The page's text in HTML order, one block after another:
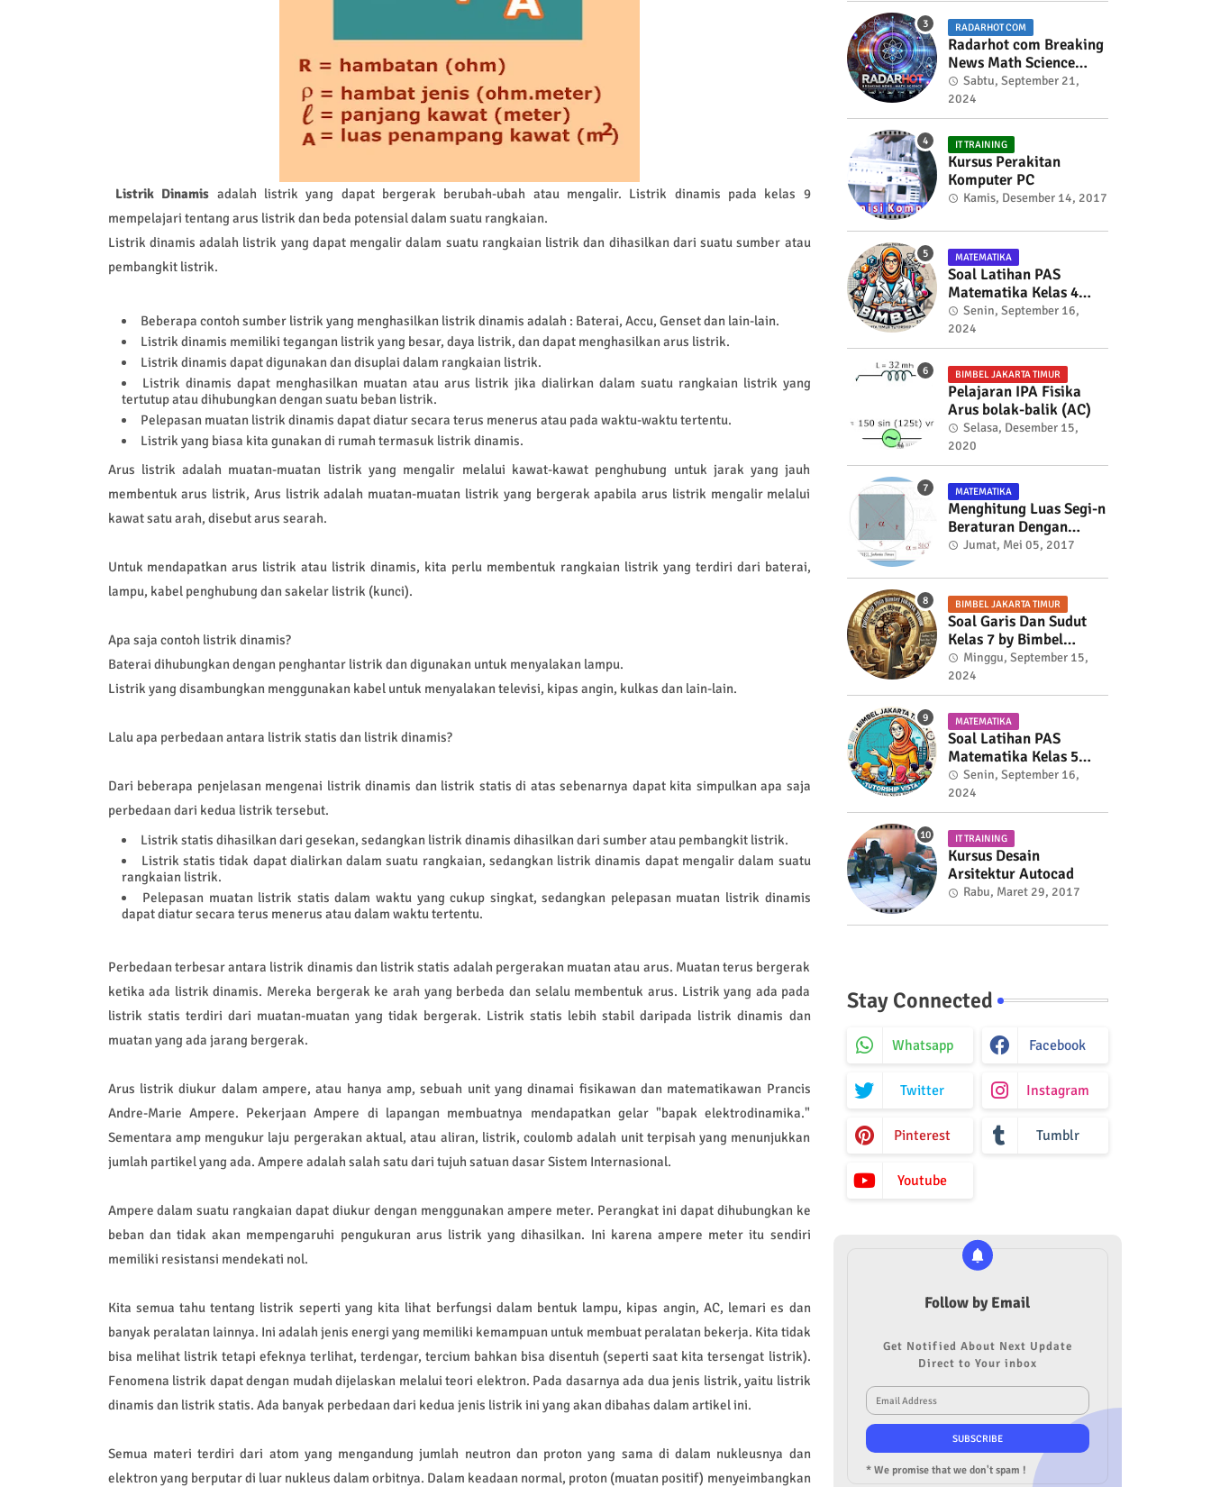
Listrik Dinamis adalah listrik yang dapat bergerak berubah-ubah atau mengalir. Listrik dinamis pada kelas 9
mempelajari tentang arus listrik dan beda potensial dalam suatu rangkaian.
Listrik dinamis adalah listrik yang dapat mengalir dalam suatu rangkaian listrik dan dihasilkan dari suatu sumber atau
pembangkit listrik.
Beberapa contoh sumber listrik yang menghasilkan listrik dinamis adalah : Baterai, Accu, Genset dan lain-lain.
Listrik dinamis memiliki tegangan listrik yang besar, daya listrik, dan dapat menghasilkan arus listrik.
Listrik dinamis dapat digunakan dan disuplai dalam rangkaian listrik.
Listrik dinamis dapat menghasilkan muatan atau arus listrik jika dialirkan dalam suatu rangkaian listrik yang
tertutup atau dihubungkan dengan suatu beban listrik.
Pelepasan muatan listrik dinamis dapat diatur secara terus menerus atau pada waktu-waktu tertentu.
Listrik yang biasa kita gunakan di rumah termasuk listrik dinamis.
Arus listrik adalah muatan-muatan listrik yang mengalir melalui kawat-kawat penghubung untuk jarak yang jauh
membentuk arus listrik, Arus listrik adalah muatan-muatan listrik yang bergerak apabila arus listrik mengalir melalui
kawat satu arah, disebut arus searah.
Untuk mendapatkan arus listrik atau listrik dinamis, kita perlu membentuk rangkaian listrik yang terdiri dari baterai,
lampu, kabel penghubung dan sakelar listrik (kunci).
Apa saja contoh listrik dinamis?
Baterai dihubungkan dengan penghantar listrik dan digunakan untuk menyalakan lampu.
Listrik yang disambungkan menggunakan kabel untuk menyalakan televisi, kipas angin, kulkas dan lain-lain.
Lalu apa perbedaan antara listrik statis dan listrik dinamis?
Dari beberapa penjelasan mengenai listrik dinamis dan listrik statis di atas sebenarnya dapat kita simpulkan apa saja
perbedaan dari kedua listrik tersebut.
Listrik statis dihasilkan dari gesekan, sedangkan listrik dinamis dihasilkan dari sumber atau pembangkit listrik.
Listrik statis tidak dapat dialirkan dalam suatu rangkaian, sedangkan listrik dinamis dapat mengalir dalam suatu
rangkaian listrik.
Pelepasan muatan listrik statis dalam waktu yang cukup singkat, sedangkan pelepasan muatan listrik dinamis
dapat diatur secara terus menerus atau dalam waktu tertentu.
Perbedaan terbesar antara listrik dinamis dan listrik statis adalah pergerakan muatan atau arus. Muatan terus bergerak
ketika ada listrik dinamis. Mereka bergerak ke arah yang berbeda dan selalu membentuk arus. Listrik yang ada pada
listrik statis terdiri dari muatan-muatan yang tidak bergerak. Listrik statis lebih stabil daripada listrik dinamis dan
muatan yang ada jarang bergerak.
Arus listrik diukur dalam ampere, atau hanya amp, sebuah unit yang dinamai fisikawan dan matematikawan Prancis
Andre-Marie Ampere. Pekerjaan Ampere di lapangan membuatnya mendapatkan gelar "bapak elektrodinamika."
Sementara amp mengukur laju pergerakan aktual, atau aliran, listrik, coulomb adalah unit terpisah yang menunjukkan
jumlah partikel yang ada. Ampere adalah salah satu dari tujuh satuan dasar Sistem Internasional.
Ampere dalam suatu rangkaian dapat diukur dengan menggunakan ampere meter. Perangkat ini dapat dihubungkan ke
beban dan tidak akan mempengaruhi pengukuran arus listrik yang dihasilkan. Ini karena ampere meter itu sendiri
memiliki resistansi mendekati nol.
Kita semua tahu tentang listrik seperti yang kita lihat berfungsi dalam bentuk lampu, kipas angin, AC, lemari es dan
banyak peralatan lainnya. Ini adalah jenis energi yang memiliki kemampuan untuk membuat peralatan bekerja. Kita tidak
bisa melihat listrik tetapi efeknya terlihat, terdengar, tercium bahkan bisa disentuh (seperti saat kita tersengat listrik).
Fenomena listrik dapat dengan mudah dijelaskan melalui teori elektron. Pada dasarnya ada dua jenis listrik, yaitu listrik
dinamis dan listrik statis. Ada banyak perbedaan dari kedua jenis listrik ini yang akan dibahas dalam artikel ini.
Semua materi terdiri dari atom yang mengandung jumlah neutron dan proton yang sama di dalam nukleusnya dan
elektron yang berputar di luar nukleus dalam orbitnya. Dalam keadaan normal, proton (muatan positif) menyeimbangkan
RADARHOT COM
Radarhot com Breaking
News Math Science
education
Sabtu, September 21,
2024
IT TRAINING
Kursus Perakitan
Komputer PC
Kamis, Desember 14, 2017
MATEMATIKA
Soal Latihan PAS
Matematika Kelas 4
Semester 2
Senin, September 16,
2024
BIMBEL JAKARTA TIMUR
Pelajaran IPA Fisika
Arus bolak-balik (AC)
Selasa, Desember 15,
2020
MATEMATIKA
Menghitung Luas Segi-n
Beraturan Dengan
Trigonometri
Jumat, Mei 05, 2017
BIMBEL JAKARTA TIMUR
Soal Garis Dan Sudut
Kelas 7 by Bimbel
Jakarta Timur
Minggu, September 15,
2024
MATEMATIKA
Soal Latihan PAS
Matematika Kelas 5
Semester 2
Senin, September 16,
2024
IT TRAINING
Kursus Desain
Arsitektur Autocad
Rabu, Maret 29, 2017
Stay Connected
Whatsapp Facebook
Twitter Instagram
Pinterest Tumblr
Youtube
Follow by Email
Get Notified About Next Update
Direct to Your inbox
* We promise that we don't spam !